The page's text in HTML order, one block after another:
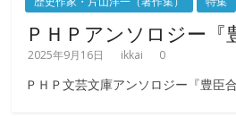
ＰＨＰアンソロジー『
2025年9月16日 ikkai 0
ＰＨＰ文芸文庫アンソロジー『豊臣